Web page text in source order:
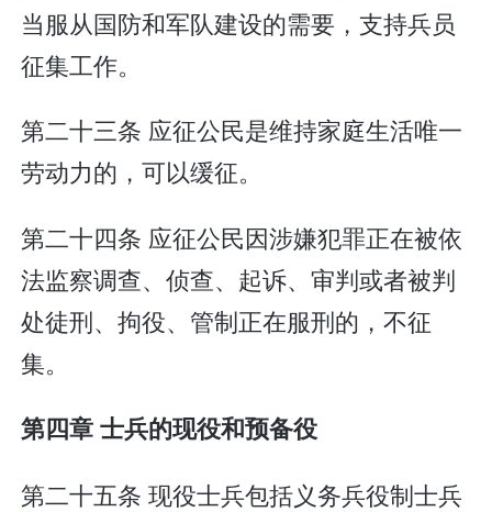
当服从国防和军队建设的需要，支持兵员
征集工作。
第二十三条 应征公民是维持家庭生活唯一
劳动力的，可以缓征。
第二十四条 应征公民因涉嫌犯罪正在被依
法监察调查、侦查、起诉、审判或者被判
处徒刑、拘役、管制正在服刑的，不征
集。
第四章 士兵的现役和预备役
第二十五条 现役士兵包括义务兵役制士兵